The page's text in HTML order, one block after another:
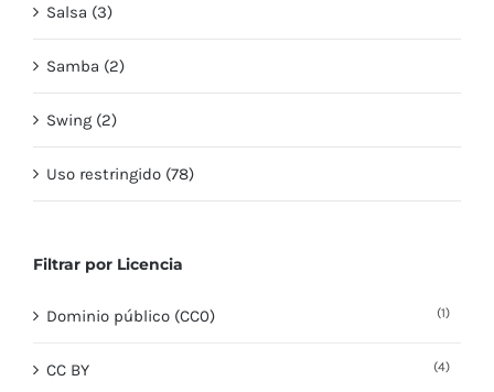
Salsa (3)
Samba (2)
Swing (2)
Uso restringido (78)
Filtrar por Licencia
Dominio público (CC0) (1)
CC BY (4)